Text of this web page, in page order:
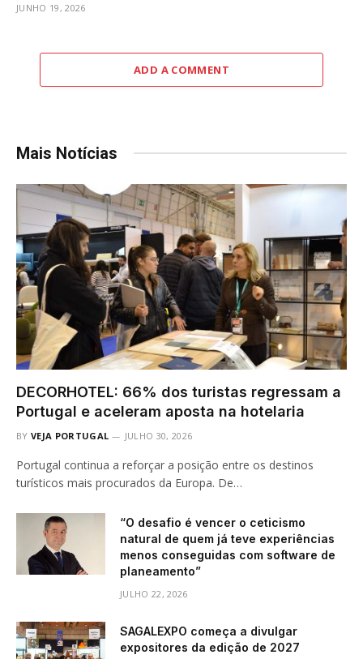
JUNHO 19, 2026
ADD A COMMENT
Mais Notícias
DECORHOTEL: 66% dos turistas regressam a
Portugal e aceleram aposta na hotelaria
BY VEJA PORTUGAL JULHO 30, 2026
Portugal continua a reforçar a posição entre os destinos
turísticos mais procurados da Europa. De…
“O desafio é vencer o ceticismo
natural de quem já teve experiências
menos conseguidas com software de
planeamento”
JULHO 22, 2026
SAGALEXPO começa a divulgar
expositores da edição de 2027